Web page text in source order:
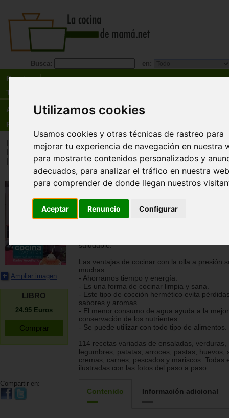
Utilizamos cookies
Usamos cookies y otras técnicas de rastreo para
mejorar tu experiencia de navegación en nuestra
para mostrarte contenidos personalizados y
adecuados, para analizar el tráfico en nuestra
para comprender de donde llegan nuestros
Aceptar Renuncio Configurar
Busca: en:
Recetas
Tienda
Actualidad
Registro
>Tienda>Libros>Cocineros destacados >Karlos
Tienda Libros > Menú > Recetarios general
>Tienda>Libros>Especialidades>Rápida
Ampliar imagen
LIBRO
24.95 Euros
Compartir en:
Cocina exprés. Recetas para
presión.
Karlos Arguiñano
saludable.
Las ventajas de cocinar con la olla a presión
muchas:
- Ahorramos tiempo y energía.
- Es una forma de cocinar limpia y sana.
- Este tipo de cocción hermético evita
sabores y aromas.
- El menor consumo de agua ayuda a la mejor
conservación de los nutrientes.
- Se puede utilizar con todo tipo de alimentos.
114 recetas variadas de ensaladas, verduras,
legumbres, patatas, arroces, pastas, huevos,
cremas, carnes, pescados y mariscos. Todas
ilustradas con las fotos del paso a paso.
Contenido Información adicional